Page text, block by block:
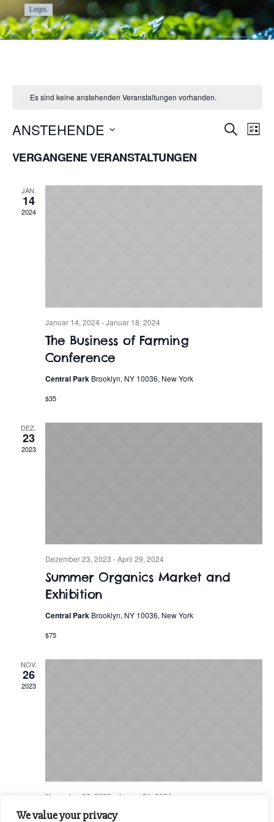
We value your privacy
Es sind keine anstehenden Veranstaltungen vorhanden.
SUCHELISTE
ANSTEHENDE
wählen.
VERGANGENE VERANSTALTUNGEN
JAN.
14
2024
Januar 14, 2024-Januar 18, 2024
The Business of Farming
Conference
Central Park Brooklyn, NY 10036, New York
$35
DEZ.
23
2023
Dezember 23, 2023 -April 29, 2024
Summer Organics Market and
Exhibition
Central Park Brooklyn, NY 10036, New York
$75
NOV.
26
2023
November 26, 2023 Januar 31, 2024
Agriculture & Organic Food